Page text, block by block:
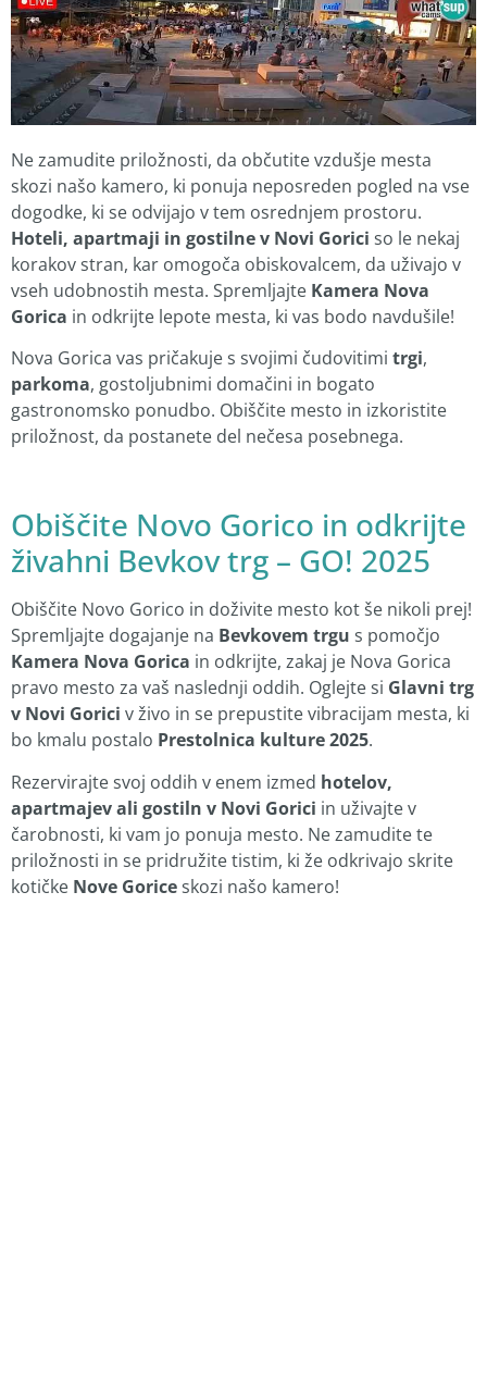
Ne zamudite priložnosti, da občutite vzdušje mesta
skozi našo kamero, ki ponuja neposreden pogled na vse
dogodke, ki se odvijajo v tem osrednjem prostoru.
Hoteli, apartmaji in gostilne v Novi Gorici so le nekaj
korakov stran, kar omogoča obiskovalcem, da uživajo v
vseh udobnostih mesta. Spremljajte Kamera Nova
Gorica in odkrijte lepote mesta, ki vas bodo navdušile!
Nova Gorica vas pričakuje s svojimi čudovitimi trgi,
parkoma, gostoljubnimi domačini in bogato
gastronomsko ponudbo. Obiščite mesto in izkoristite
priložnost, da postanete del nečesa posebnega.
Obiščite Novo Gorico in odkrijte
živahni Bevkov trg – GO! 2025
Obiščite Novo Gorico in doživite mesto kot še nikoli prej!
Spremljajte dogajanje na Bevkovem trgu s pomočjo
Kamera Nova Gorica in odkrijte, zakaj je Nova Gorica
pravo mesto za vaš naslednji oddih. Oglejte si Glavni trg
v Novi Gorici v živo in se prepustite vibracijam mesta, ki
bo kmalu postalo Prestolnica kulture 2025.
Rezervirajte svoj oddih v enem izmed hotelov,
apartmajev ali gostiln v Novi Gorici in uživajte v
čarobnosti, ki vam jo ponuja mesto. Ne zamudite te
priložnosti in se pridružite tistim, ki že odkrivajo skrite
kotičke Nove Goriceskozi našo kamero!